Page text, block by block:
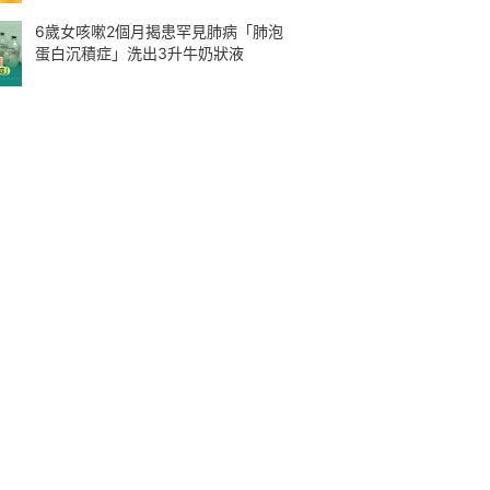
6歲女咳嗽2個月揭患罕見肺病「肺泡
蛋白沉積症」洗出3升牛奶狀液